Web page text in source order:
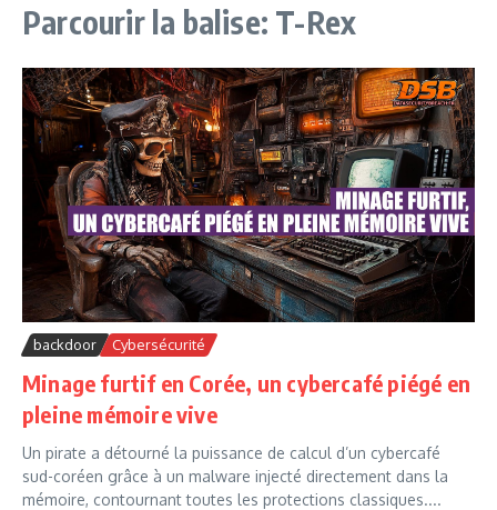
Parcourir la balise: T-Rex
backdoor Cybersécurité
Minage furtif en Corée, un cybercafé piégé en
pleine mémoire vive
Un pirate a détourné la puissance de calcul d’un cybercafé
sud-coréen grâce à un malware injecté directement dans la
mémoire, contournant toutes les protections classiques....